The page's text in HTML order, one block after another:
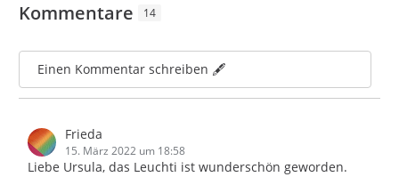
Kommentare 14
Einen Kommentar schreiben 🖋️
Frieda
15. März 2022 um 18:58
Liebe Ursula, das Leuchti ist wunderschön geworden.